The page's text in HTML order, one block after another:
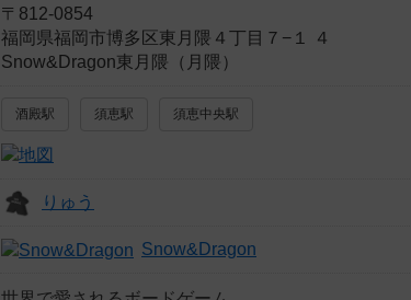
〒812-0854
福岡県福岡市博多区東月隈４丁目７−１ ４
Snow&Dragon東月隈（月隈）
酒殿駅 須恵駅 須恵中央駅
りゅう
Snow&Dragon